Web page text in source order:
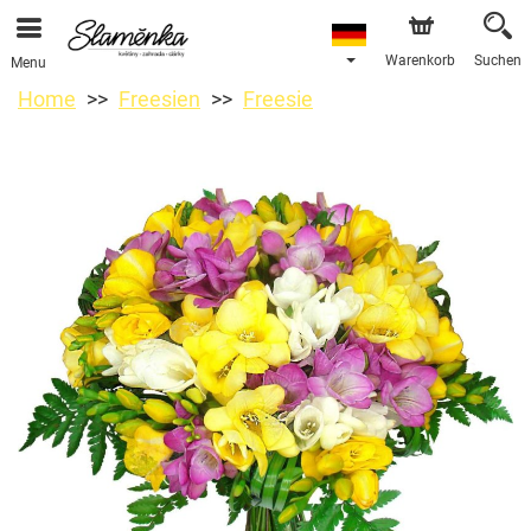
Menu Warenkorb Suchen
Home Freesien Freesie